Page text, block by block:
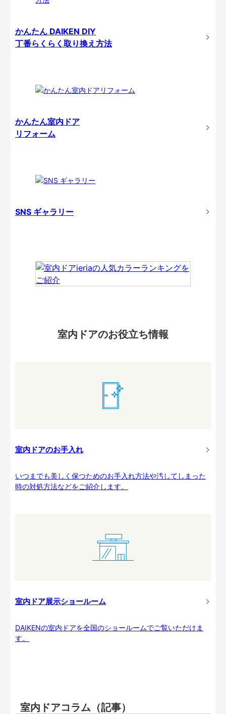
かんたん DAIKEN DIY
丁番らくらく取り換え方法
かんたん室内ドア
リフォーム
SNS ギャラリー
室内ドアのお役立ち情報
室内ドアのお手入れ
いつまでも美しく保つためのお手入れ方法や汚してしまった
時の対処方法などをご紹介します。
室内ドア展示ショールーム
DAIKENの室内ドアを全国のショールームでご覧いただけま
す。
室内ドアコラム（記事）